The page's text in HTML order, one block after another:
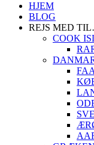
HJEM
BLOG
REJS MED
COOK